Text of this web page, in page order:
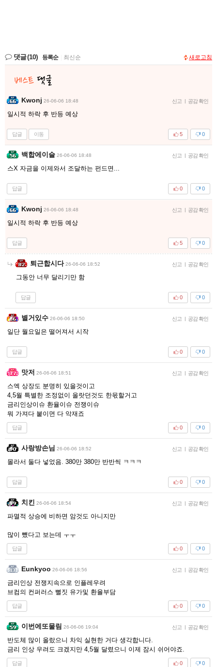
댓글(10) 등록순 최신순 새로고침
Kwonj 26-06-06 18:48 신고 | 공감 확인
일시적 하락 후 반등 예상
답글 이동 0
5
백합에이슬 26-06-06 18:48 신고 | 공감 확인
스X 자금을 이제와서 조달하는 펀드면...
답글 0
0
Kwonj 26-06-06 18:48 신고 | 공감 확인
일시적 하락 후 반등 예상
답글 0
5
퇴근합시다 26-06-06 18:52 신고 | 공감 확인
그동안 너무 달리기만 함
답글 0
0
별거있수 26-06-06 18:50 신고 | 공감 확인
일단 월요일은 떨어져서 시작
답글 0
0
맛저 26-06-06 18:51 신고 | 공감 확인
스엑 상장도 분명히 있을것이고
4,5월 특별한 조정없이 올랏던것도 한몫할거고
금리인상이슈 환율이슈 전쟁이슈
뭐 가져다 붙이면 다 악재죠
답글 0
0
사랑방손님 26-06-06 18:52 신고 | 공감 확인
몰라서 둘다 넣었음. 380만 380만 반반씩 ㅋㅋㅋ
답글 0
0
치킨 26-06-06 18:54 신고 | 공감 확인
파멸적 상승에 비하면 암것도 아니지만
많이 뺐다고 보는데 ㅜㅜ
답글 0
0
Eunkyoo 26-06-06 18:56 신고 | 공감 확인
금리인상 전쟁지속으로 인플레우려
브컴의 컨퍼러스 뻘짓 유가및 환율부담
답글 0
0
이번에또물림 26-06-06 19:04 신고 | 공감 확인
반도체 많이 올랐으니 차익 실현한 거다 생각합니다.
금리 인상 우려도 크겠지만 4,5월 달렸으니 이제 잠시 쉬어야죠.
답글 0
0